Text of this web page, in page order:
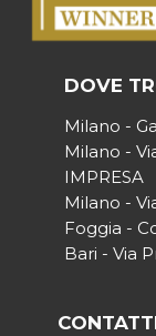
DOVE
Milano -
Milano -
IMPRESA
Milano -
Foggia -
Bari - Via